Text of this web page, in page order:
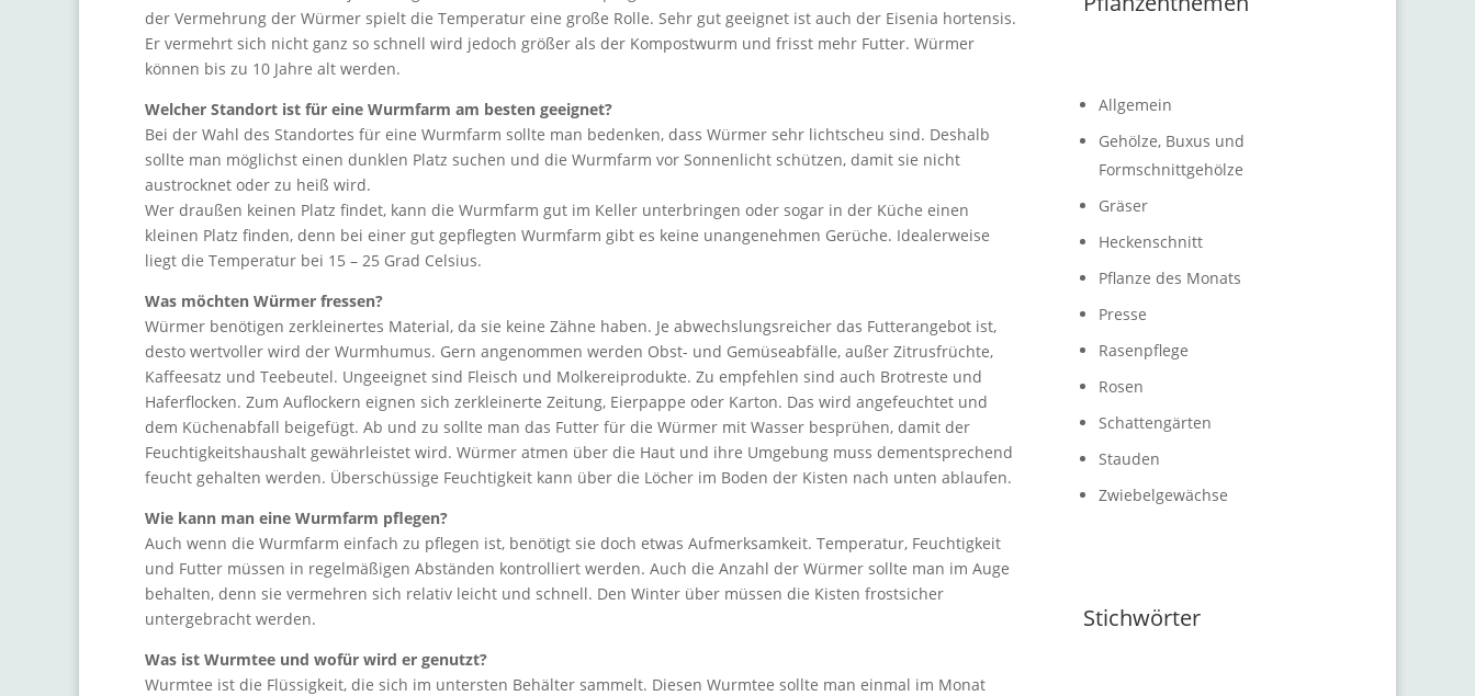
der Vermehrung der Würmer spielt die Temperatur eine große Rolle. Sehr gut geeignet ist auch der Eisenia hortensis.
Er vermehrt sich nicht ganz so schnell wird jedoch größer als der Kompostwurm und frisst mehr Futter. Würmer
können bis zu 10 Jahre alt werden.
Welcher Standort ist für eine Wurmfarm am besten geeignet?
Bei der Wahl des Standortes für eine Wurmfarm sollte man bedenken, dass Würmer sehr lichtscheu sind. Deshalb
sollte man möglichst einen dunklen Platz suchen und die Wurmfarm vor Sonnenlicht schützen, damit sie nicht
austrocknet oder zu heiß wird.
Wer draußen keinen Platz findet, kann die Wurmfarm gut im Keller unterbringen oder sogar in der Küche einen
kleinen Platz finden, denn bei einer gut gepflegten Wurmfarm gibt es keine unangenehmen Gerüche. Idealerweise
liegt die Temperatur bei 15 – 25 Grad Celsius.
Was möchten Würmer fressen?
Würmer benötigen zerkleinertes Material, da sie keine Zähne haben. Je abwechslungsreicher das Futterangebot ist,
desto wertvoller wird der Wurmhumus. Gern angenommen werden Obst- und Gemüseabfälle, außer Zitrusfrüchte,
Kaffeesatz und Teebeutel. Ungeeignet sind Fleisch und Molkereiprodukte. Zu empfehlen sind auch Brotreste und
Haferflocken. Zum Auflockern eignen sich zerkleinerte Zeitung, Eierpappe oder Karton. Das wird angefeuchtet und
dem Küchenabfall beigefügt. Ab und zu sollte man das Futter für die Würmer mit Wasser besprühen, damit der
Feuchtigkeitshaushalt gewährleistet wird. Würmer atmen über die Haut und ihre Umgebung muss dementsprechend
feucht gehalten werden. Überschüssige Feuchtigkeit kann über die Löcher im Boden der Kisten nach unten ablaufen.
Wie kann man eine Wurmfarm pflegen?
Auch wenn die Wurmfarm einfach zu pflegen ist, benötigt sie doch etwas Aufmerksamkeit. Temperatur, Feuchtigkeit
und Futter müssen in regelmäßigen Abständen kontrolliert werden. Auch die Anzahl der Würmer sollte man im Auge
behalten, denn sie vermehren sich relativ leicht und schnell. Den Winter über müssen die Kisten frostsicher
untergebracht werden.
Was ist Wurmtee und wofür wird er genutzt?
Wurmtee ist die Flüssigkeit, die sich im untersten Behälter sammelt. Diesen Wurmtee sollte man einmal im Monat
Allgemein
Gehölze, Buxus und
Formschnittgehölze
Gräser
Heckenschnitt
Pflanze des Monats
Presse
Rasenpflege
Rosen
Schattengärten
Stauden
Zwiebelgewächse
Stichwörter